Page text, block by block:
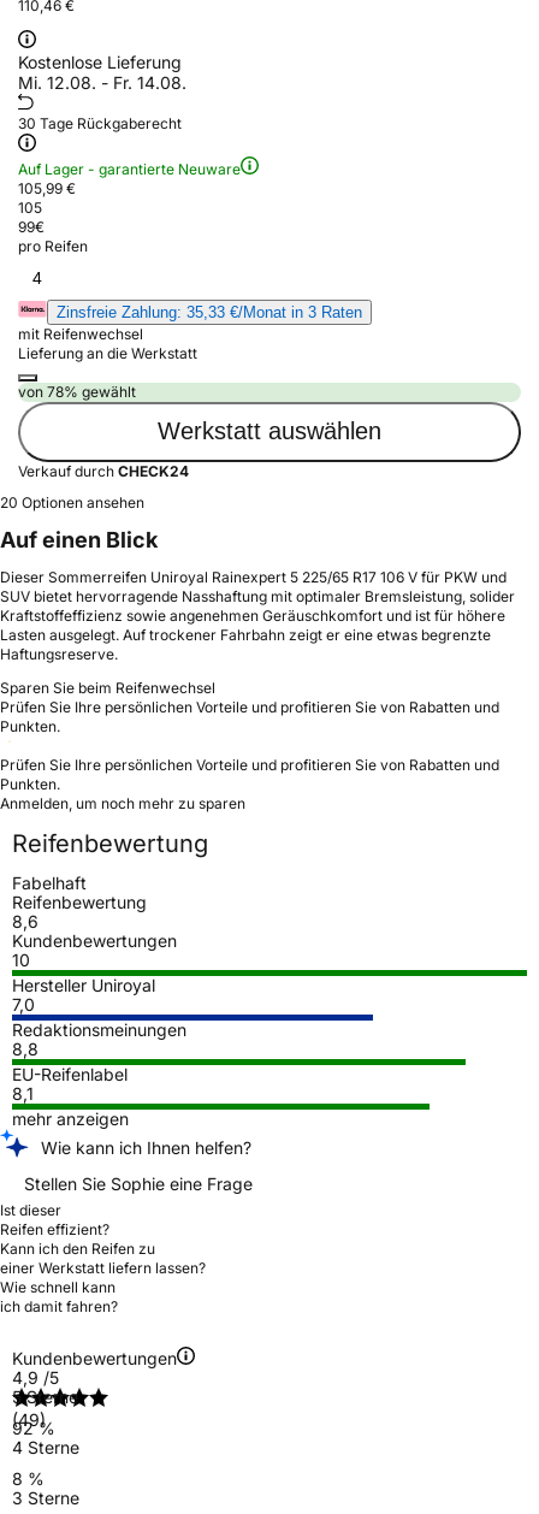
110,46 €
Kostenlose Lieferung
Mi. 12.08. - Fr. 14.08.
30 Tage Rückgaberecht
Auf Lager - garantierte Neuware
105,99 €
105
99€
pro Reifen
4
Zinsfreie Zahlung: 35,33 €/Monat in 3 Raten
mit Reifenwechsel
Lieferung an die Werkstatt
von 78% gewählt
Werkstatt auswählen
Verkauf durch CHECK24
20 Optionen ansehen
Auf einen Blick
Dieser Sommerreifen Uniroyal Rainexpert 5 225/65 R17 106 V für PKW und
SUV bietet hervorragende Nasshaftung mit optimaler Bremsleistung, solider
Kraftstoffeffizienz sowie angenehmen Geräuschkomfort und ist für höhere
Lasten ausgelegt. Auf trockener Fahrbahn zeigt er eine etwas begrenzte
Haftungsreserve.
Sparen Sie beim Reifenwechsel
Prüfen Sie Ihre persönlichen Vorteile und profitieren Sie von Rabatten und
Punkten.
Prüfen Sie Ihre persönlichen Vorteile und profitieren Sie von Rabatten und
Punkten.
Anmelden, um noch mehr zu sparen
Reifenbewertung
Fabelhaft
Reifenbewertung
8,6
Kundenbewertungen
10
Hersteller Uniroyal
7,0
Redaktionsmeinungen
8,8
EU-Reifenlabel
8,1
mehr anzeigen
Wie kann ich Ihnen helfen?
Stellen Sie Sophie eine Frage
Ist dieser
Reifen effizient?
Kann ich den Reifen zu
einer Werkstatt liefern lassen?
Wie schnell kann
ich damit fahren?
Kundenbewertungen
4,9 /5
(49)
5 Sterne
92 %
4 Sterne
8 %
3 Sterne